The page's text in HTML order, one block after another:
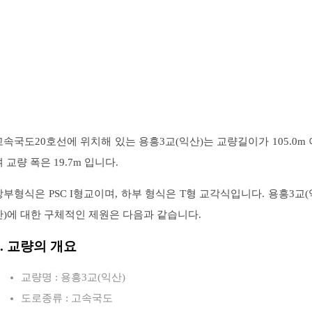
속국도20호선에 위치해 있는 용흥3교(익산)는 교량길이가 105.0m
교량 폭은 19.7m 입니다.
부형식은 PSC I형교이며, 하부 형식은 T형 교각식입니다. 용흥3교(
)에 대한 구체적인 제원은 다음과 같습니다.
교량의 개요
교량명 : 용흥3교(익산)
도로종류 : 고속국도